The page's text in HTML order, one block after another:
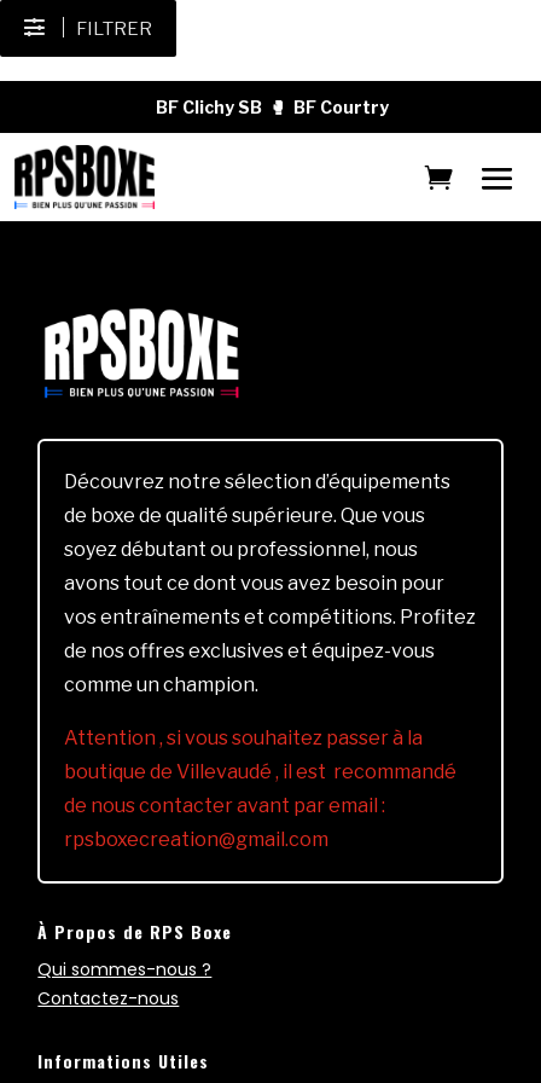
FILTRER
BF Clichy SB 🥊 BF Courtry
Découvrez notre sélection d’équipements
de boxe de qualité supérieure. Que vous
soyez débutant ou professionnel, nous
avons tout ce dont vous avez besoin pour
vos entraînements et compétitions. Profitez
de nos offres exclusives et équipez-vous
comme un champion.
Attention , si vous souhaitez passer à la
boutique de Villevaudé , il est recommandé
de nous contacter avant par email :
rpsboxecreation@gmail.com
À Propos de RPS Boxe
Qui sommes-nous ?
Contactez-nous
Informations Utiles